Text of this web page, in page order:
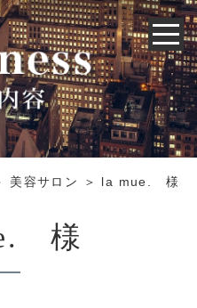
美容サロン ＞ la mue. 様
様